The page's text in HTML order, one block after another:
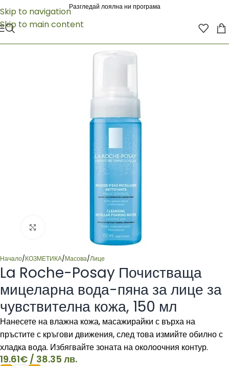
Skip to navigation
Skip to main content
Разгледай лоялна ни програма
Click to enlarge
Начало/КОЗМЕТИКА/Масова/Лице
La Roche-Posay Почистваща
мицеларна вода-пяна за лице за
чувствителна кожа, 150 мл
Нанесете на влажна кожа, масажирайки с върха на
пръстите с кръгови движения, след това измийте обилно с
хладка вода. Избягвайте зоната на околоочния контур.
19.61€ / 38.35 лв.